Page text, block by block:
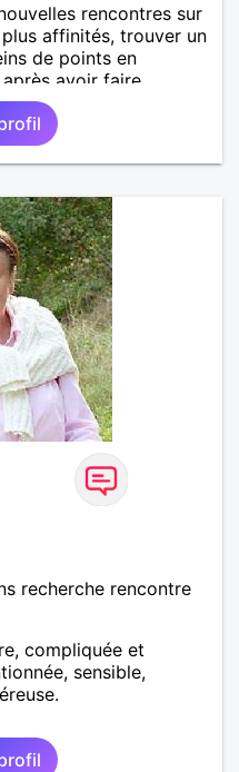
rencontres sur
affinités, trouver un
de points en
avoir faire
recherche rencontre
compliquée et
sensible,